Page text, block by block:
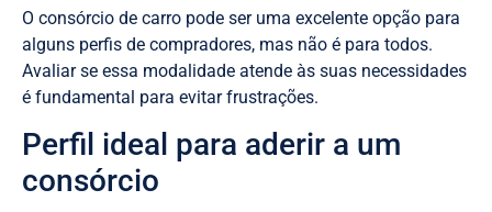
O consórcio de carro pode ser uma excelente opção para
alguns perfis de compradores, mas não é para todos.
Avaliar se essa modalidade atende às suas necessidades
é fundamental para evitar frustrações.
Perfil ideal para aderir a um
consórcio